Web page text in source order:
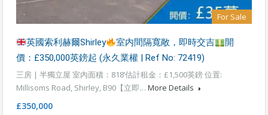
For Sale
英國索利赫爾Shirley 室内間隔寬敞，即時交吉
開
價：£350,000英鎊起 (永久業權 | Ref No: 72419)
三房 | 半獨立屋 室內面積：818’估計租金：£1,500英鎊 位置:
Millisoms Road, Shirley, B90【立即… More Details
£350,000